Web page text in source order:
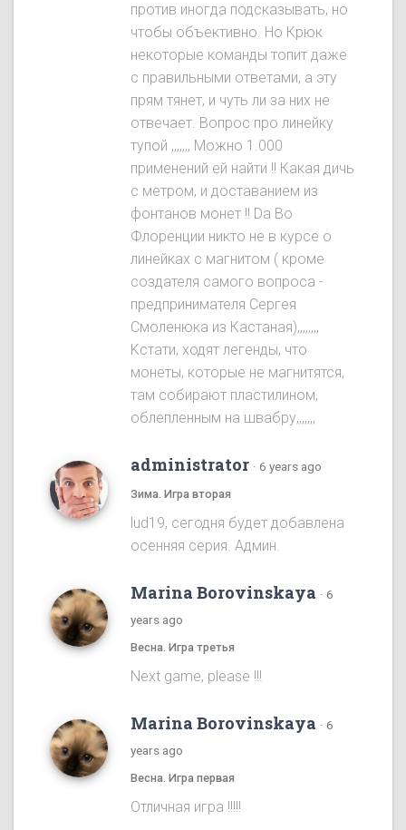
против иногда подсказывать, но
чтобы объективно. Ho Крюк
некоторые команды топит даже
с правильными ответами, а эту
прям тянет, и чуть ли за них не
отвечает. Вопрос про линейку
тупой ,,,,,,, Можно 1.000
применений ей найти !! Какая дичь
с метром, и доставанием из
фонтанов монет !! Da Во
Флоренции никто не в курсе о
линейках с магнитом ( кроме
создателя самого вопроса -
предпринимателя Сергея
Смоленюка из Кастаная),,,,,,,,
Kстати, ходят легенды, что
монеты, которые не магнитятся,
там собирают пластилином,
облепленным на швабру,,,,,,,
administrator · 6 years ago
Зима. Игра вторая
lud19, сегодня будет добавлена
осенняя серия. Админ.
Marina Borovinskaya · 6
years ago
Весна. Игра третья
Next game, please !!!
Marina Borovinskaya · 6
years ago
Весна. Игра первая
Отличная игра !!!!!